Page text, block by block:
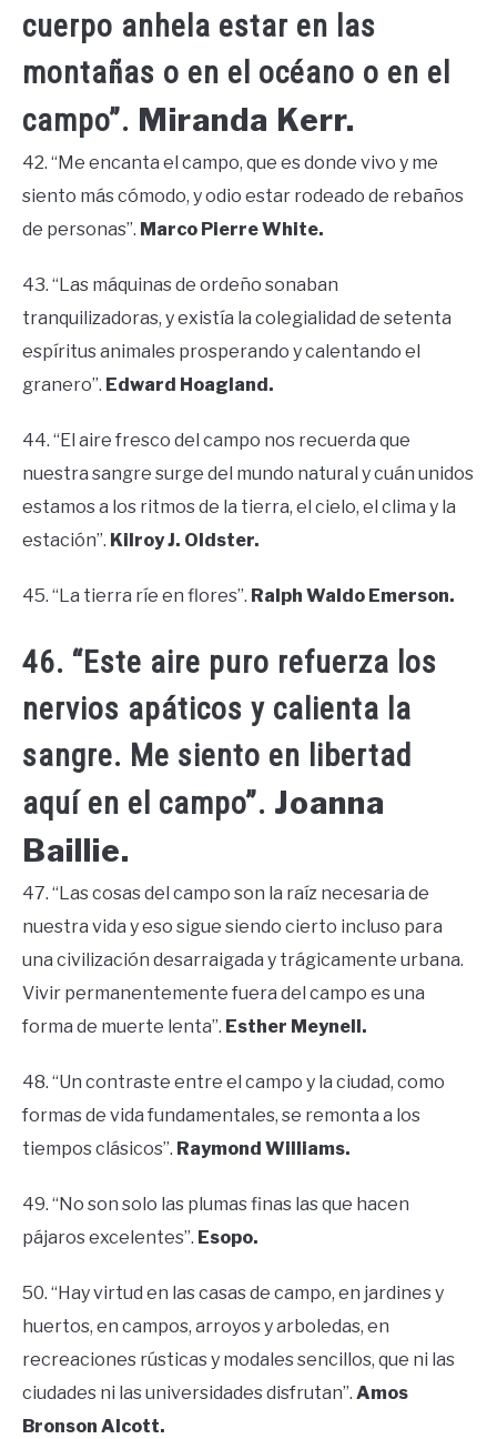
cuerpo anhela estar en las
montañas o en el océano o en el
campo”. Miranda Kerr.
42. “Me encanta el campo, que es donde vivo y me
siento más cómodo, y odio estar rodeado de rebaños
de personas”. Marco Pierre White.
43. “Las máquinas de ordeño sonaban
tranquilizadoras, y existía la colegialidad de setenta
espíritus animales prosperando y calentando el
granero”. Edward Hoagland.
44. “El aire fresco del campo nos recuerda que
nuestra sangre surge del mundo natural y cuán unidos
estamos a los ritmos de la tierra, el cielo, el clima y la
estación”. Kilroy J. Oldster.
45. “La tierra ríe en flores”. Ralph Waldo Emerson.
46. “Este aire puro refuerza los
nervios apáticos y calienta la
sangre. Me siento en libertad
aquí en el campo”. Joanna
Baillie.
47. “Las cosas del campo son la raíz necesaria de
nuestra vida y eso sigue siendo cierto incluso para
una civilización desarraigada y trágicamente urbana.
Vivir permanentemente fuera del campo es una
forma de muerte lenta”. Esther Meynell.
48. “Un contraste entre el campo y la ciudad, como
formas de vida fundamentales, se remonta a los
tiempos clásicos”. Raymond Williams.
49. “No son solo las plumas finas las que hacen
pájaros excelentes”. Esopo.
50. “Hay virtud en las casas de campo, en jardines y
huertos, en campos, arroyos y arboledas, en
recreaciones rústicas y modales sencillos, que ni las
ciudades ni las universidades disfrutan”. Amos
Bronson Alcott.